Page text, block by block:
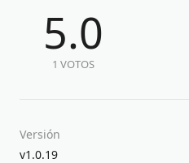
5.0
1 VOTOS
Versión
v1.0.19